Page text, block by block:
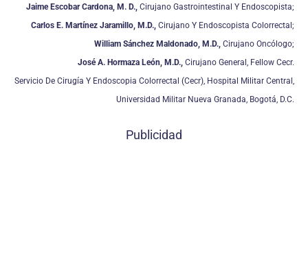
Jaime Escobar Cardona, M. D., Cirujano Gastrointestinal Y Endoscopista;
Carlos E. Martínez Jaramillo, M.D., Cirujano Y Endoscopista Colorrectal;
William Sánchez Maldonado, M.D., Cirujano Oncólogo;
José A. Hormaza León, M.D., Cirujano General, Fellow Cecr.
Servicio De Cirugía Y Endoscopia Colorrectal (Cecr), Hospital Militar Central,
Universidad Militar Nueva Granada, Bogotá, D.C.
Publicidad